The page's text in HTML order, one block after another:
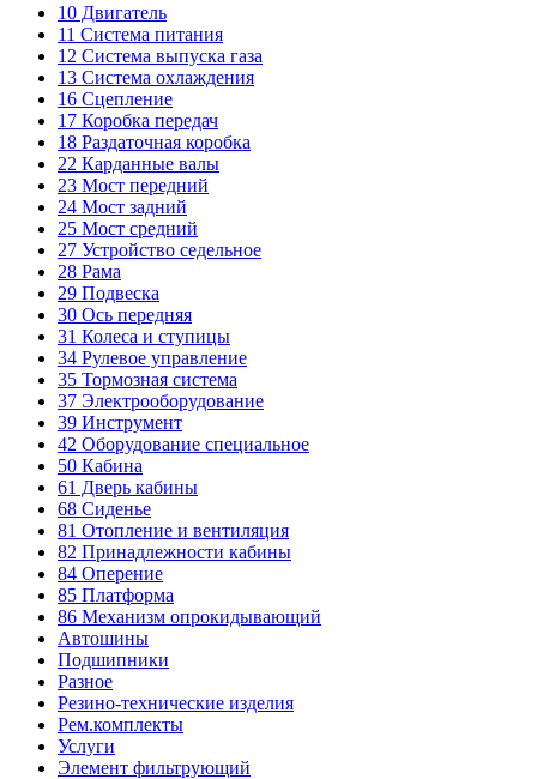
10 Двигатель
11 Система питания
12 Система выпуска газа
13 Система охлаждения
16 Сцепление
17 Коробка передач
18 Раздаточная коробка
22 Карданные валы
23 Мост передний
24 Мост задний
25 Мост средний
27 Устройство седельное
28 Рама
29 Подвеска
30 Ось передняя
31 Колеса и ступицы
34 Рулевое управление
35 Тормозная система
37 Электрооборудование
39 Инструмент
42 Оборудование специальное
50 Кабина
61 Дверь кабины
68 Сиденье
81 Отопление и вентиляция
82 Принадлежности кабины
84 Оперение
85 Платформа
86 Механизм опрокидывающий
Автошины
Подшипники
Разное
Резино-технические изделия
Рем.комплекты
Услуги
Элемент фильтрующий